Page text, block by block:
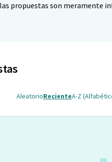
las propuestas son meramente
AleatorioRecienteA-Z